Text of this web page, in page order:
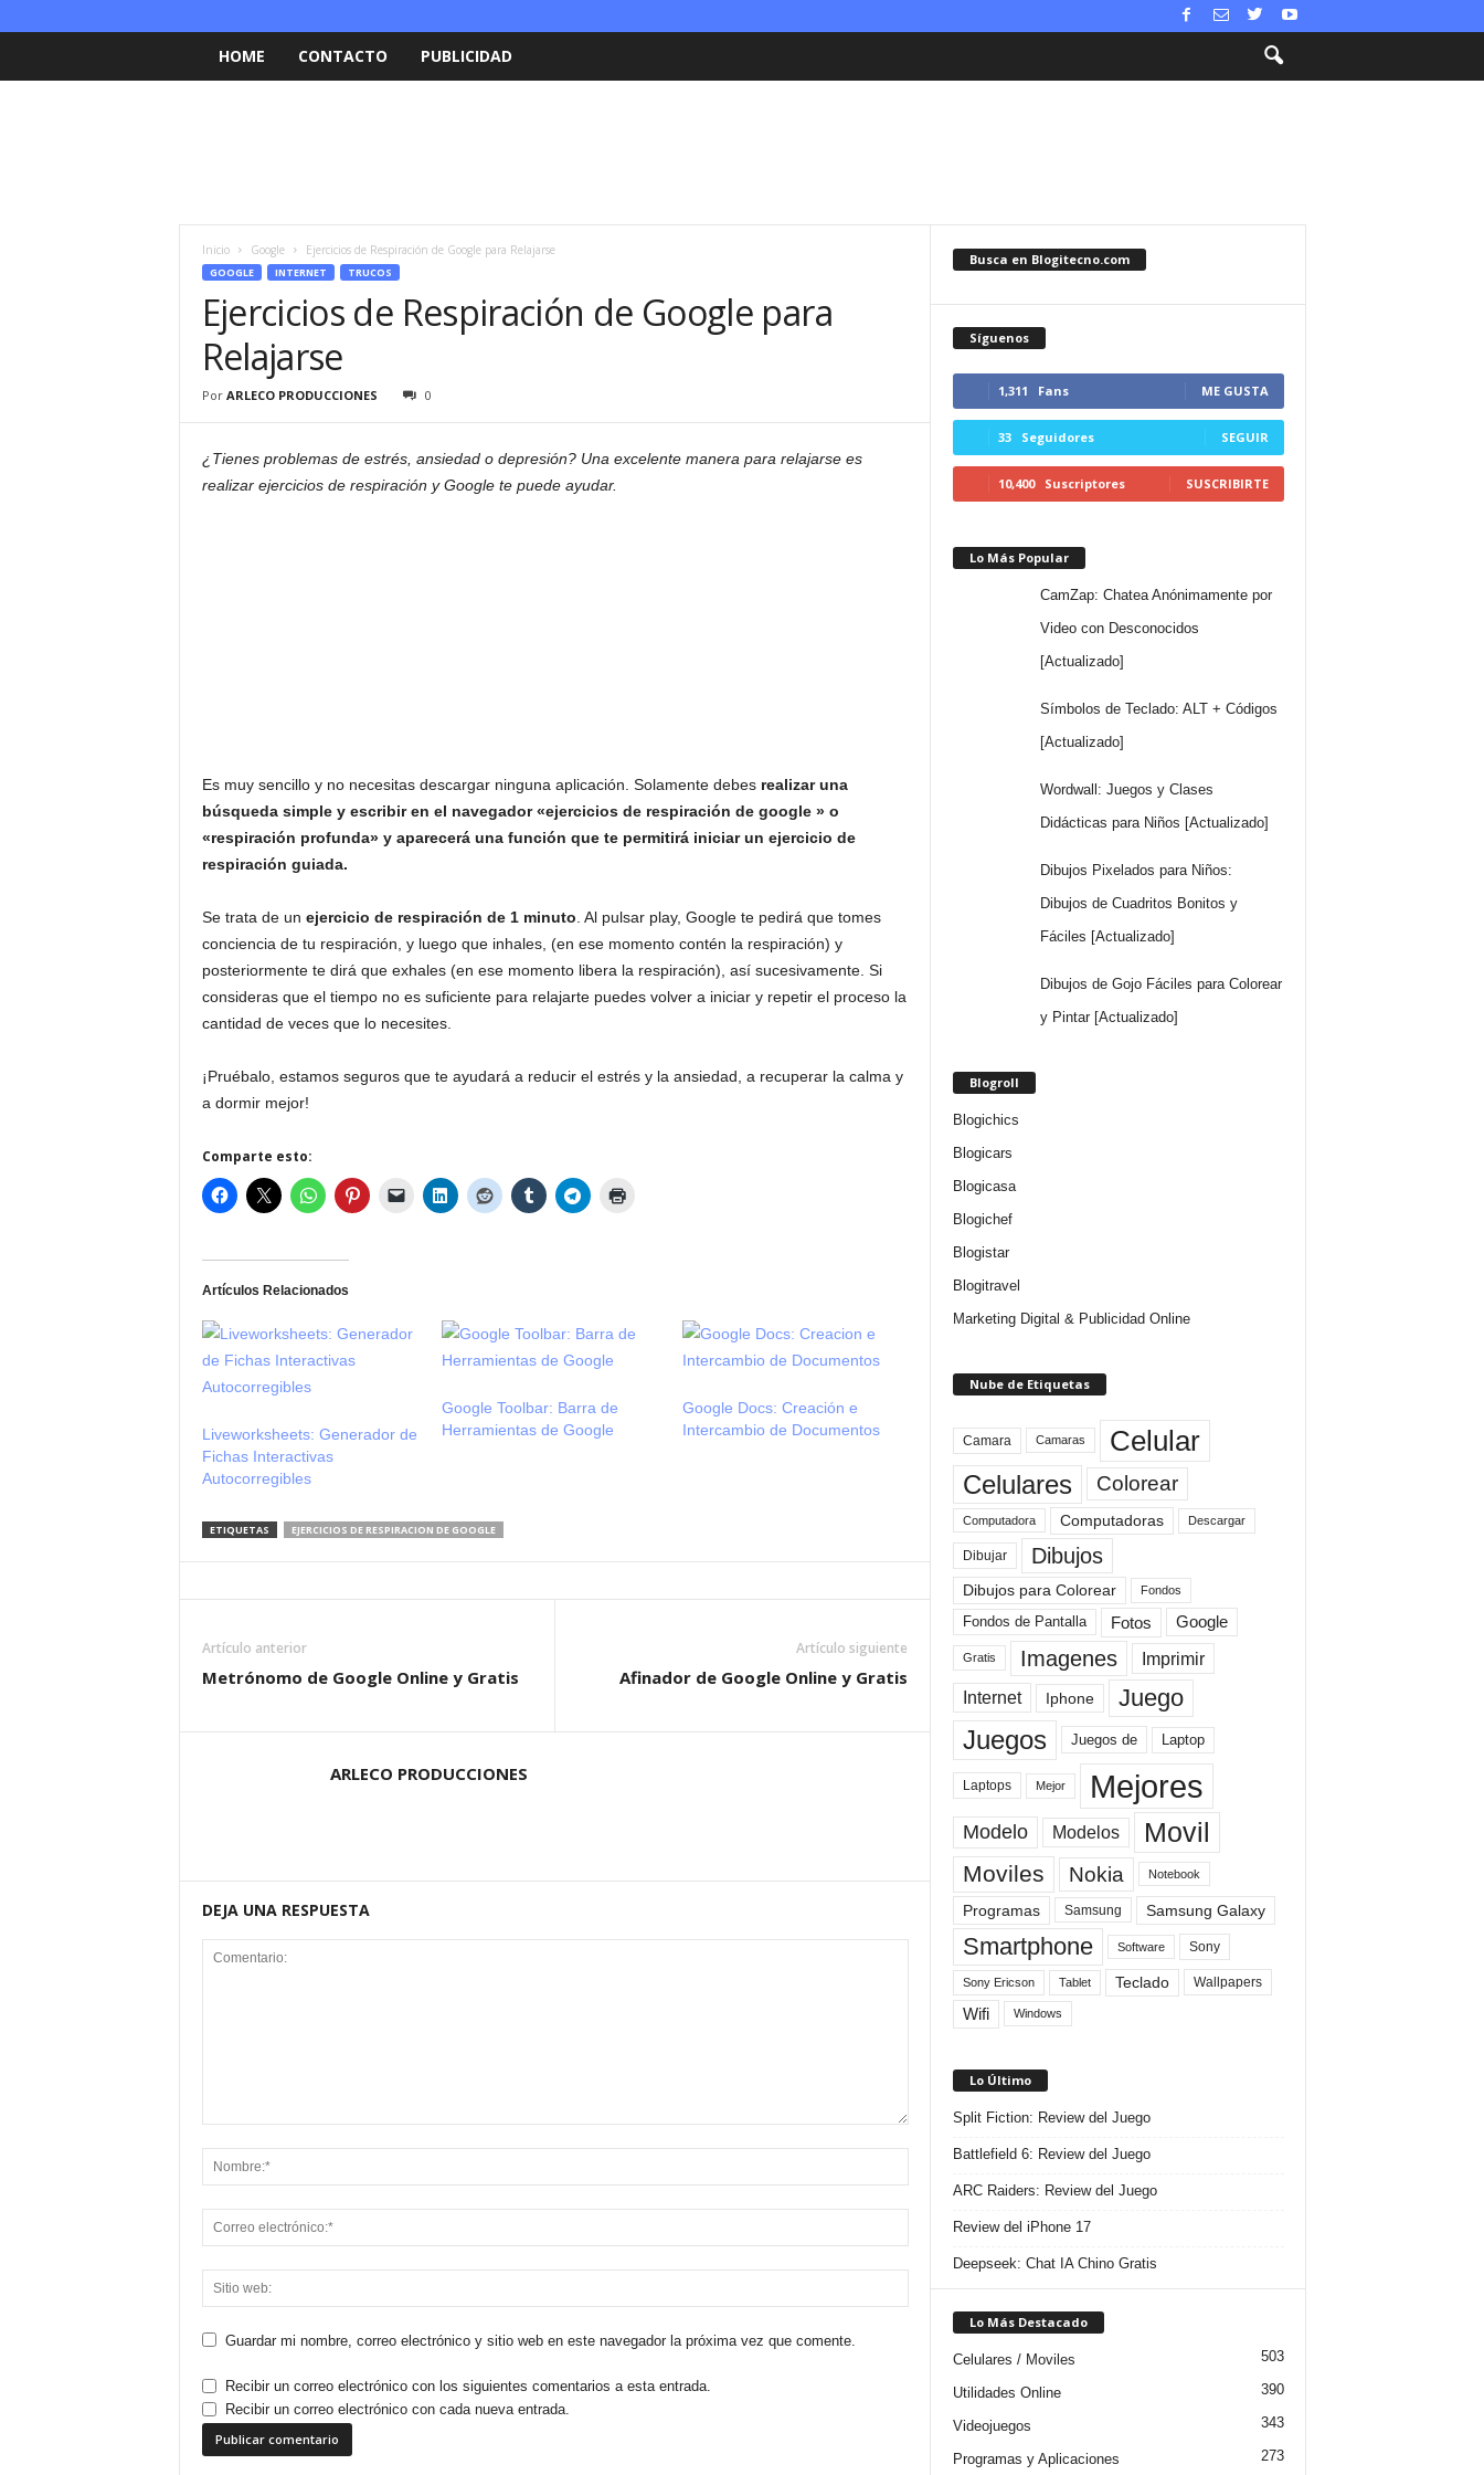
HOME CONTACTO PUBLICIDAD
Inicio Google Ejercicios de Respiración de Google para Relajarse
GOOGLE INTERNET TRUCOS
Ejercicios de Respiración de Google para
Relajarse
Por ARLECO PRODUCCIONES 0
¿Tienes problemas de estrés, ansiedad o depresión? Una excelente manera para relajarse es
realizar ejercicios de respiración y Google te puede ayudar.
Es muy sencillo y no necesitas descargar ninguna aplicación. Solamente debes realizar una
búsqueda simple y escribir en el navegador «ejercicios de respiración de google » o
«respiración profunda» y aparecerá una función que te permitirá iniciar un ejercicio de
respiración guiada.
Se trata de un ejercicio de respiración de 1 minuto . Al pulsar play, Google te pedirá que tomes
conciencia de tu respiración, y luego que inhales, (en ese momento contén la respiración) y
posteriormente te dirá que exhales (en ese momento libera la respiración), así sucesivamente. Si
consideras que el tiempo no es suficiente para relajarte puedes volver a iniciar y repetir el proceso la
cantidad de veces que lo necesites.
¡Pruébalo, estamos seguros que te ayudará a reducir el estrés y la ansiedad, a recuperar la calma y
a dormir mejor!
Comparte esto:
Artículos Relacionados
Liveworksheets: Generador de
Fichas Interactivas
Autocorregibles
Google Toolbar: Barra de
Herramientas de Google
Google Docs: Creación e
Intercambio de Documentos
ETIQUETAS EJERCICIOS DE RESPIRACION DE GOOGLE
Artículo anterior
Metrónomo de Google Online y Gratis
Artículo siguiente
Afinador de Google Online y Gratis
ARLECO PRODUCCIONES
DEJA UNA RESPUESTA
Guardar mi nombre, correo electrónico y sitio web en este navegador la próxima vez que comente.
Recibir un correo electrónico con los siguientes comentarios a esta entrada.
Recibir un correo electrónico con cada nueva entrada.
Busca en Blogitecno.com
Síguenos
1,311 Fans ME GUSTA
33 Seguidores SEGUIR
10,400 Suscriptores SUSCRIBIRTE
Lo Más Popular
CamZap: Chatea Anónimamente por
Video con Desconocidos
[Actualizado]
Símbolos de Teclado: ALT + Códigos
[Actualizado]
Wordwall: Juegos y Clases
Didácticas para Niños [Actualizado]
Dibujos Pixelados para Niños:
Dibujos de Cuadritos Bonitos y
Fáciles [Actualizado]
Dibujos de Gojo Fáciles para Colorear
y Pintar [Actualizado]
Blogroll
Blogichics
Blogicars
Blogicasa
Blogichef
Blogistar
Blogitravel
Marketing Digital & Publicidad Online
Nube de Etiquetas
Camara Camaras Celular
Celulares Colorear
Computadora Computadoras Descargar
Dibujar Dibujos
Dibujos para Colorear Fondos
Fondos de Pantalla Fotos Google
Gratis Imagenes Imprimir
Internet Iphone Juego
Juegos Juegos de Laptop
Laptops Mejor Mejores
Modelo Modelos Movil
Moviles Nokia Notebook
Programas Samsung Samsung Galaxy
Smartphone Software Sony
Sony Ericson Tablet Teclado Wallpapers
Wifi Windows
Lo Último
Split Fiction: Review del Juego
Battlefield 6: Review del Juego
ARC Raiders: Review del Juego
Review del iPhone 17
Deepseek: Chat IA Chino Gratis
Lo Más Destacado
Celulares / Moviles 503
Utilidades Online 390
Videojuegos 343
Programas y Aplicaciones 273